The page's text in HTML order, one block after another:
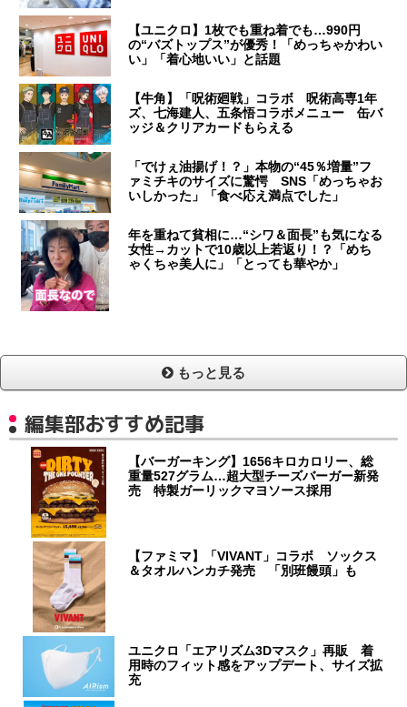
【ユニクロ】1枚でも重ね着でも…990円
の“バズトップス”が優秀！「めっちゃかわい
い」「着心地いい」と話題
【牛角】「呪術廻戦」コラボ 呪術高専1年
ズ、七海建人、五条悟コラボメニュー 缶バ
ッジ＆クリアカードもらえる
「でけぇ油揚げ！？」本物の“45％増量”フ
ァミチキのサイズに驚愕 SNS「めっちゃお
いしかった」「食べ応え満点でした」
年を重ねて貧相に…“シワ＆面長”も気になる
女性→カットで10歳以上若返り！？「めち
ゃくちゃ美人に」「とっても華やか」
もっと見る
編集部おすすめ記事
【バーガーキング】1656キロカロリー、総
重量527グラム…超大型チーズバーガー新発
売 特製ガーリックマヨソース採用
【ファミマ】「VIVANT」コラボ ソックス
＆タオルハンカチ発売 「別班饅頭」も
ユニクロ「エアリズム3Dマスク」再販 着
用時のフィット感をアップデート、サイズ拡
充